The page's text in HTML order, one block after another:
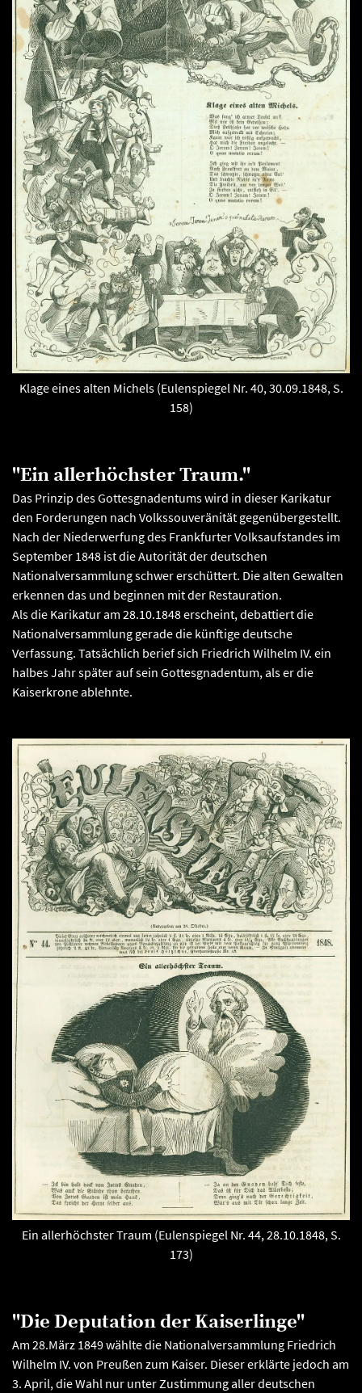
Klage eines alten Michels (Eulenspiegel Nr. 40, 30.09.1848, S.
158)
"Ein allerhöchster Traum."
Das Prinzip des Gottesgnadentums wird in dieser Karikatur
den Forderungen nach Volkssouveränität gegenübergestellt.
Nach der Niederwerfung des Frankfurter Volksaufstandes im
September 1848 ist die Autorität der deutschen
Nationalversammlung schwer erschüttert. Die alten Gewalten
erkennen das und beginnen mit der Restauration.
Als die Karikatur am 28.10.1848 erscheint, debattiert die
Nationalversammlung gerade die künftige deutsche
Verfassung. Tatsächlich berief sich Friedrich Wilhelm IV. ein
halbes Jahr später auf sein Gottesgnadentum, als er die
Kaiserkrone ablehnte.
Ein allerhöchster Traum (Eulenspiegel Nr. 44, 28.10.1848, S.
173)
"Die Deputation der Kaiserlinge"
Am 28.März 1849 wählte die Nationalversammlung Friedrich
Wilhelm IV. von Preußen zum Kaiser. Dieser erklärte jedoch am
3. April, die Wahl nur unter Zustimmung aller deutschen